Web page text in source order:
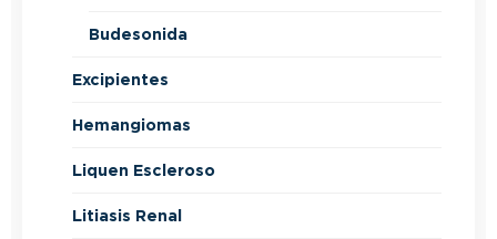
Budesonida
Excipientes
Hemangiomas
Liquen Escleroso
Litiasis Renal